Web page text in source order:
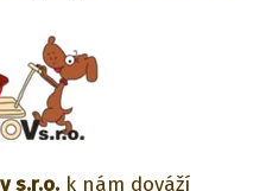
s.r.o. k nám dováží